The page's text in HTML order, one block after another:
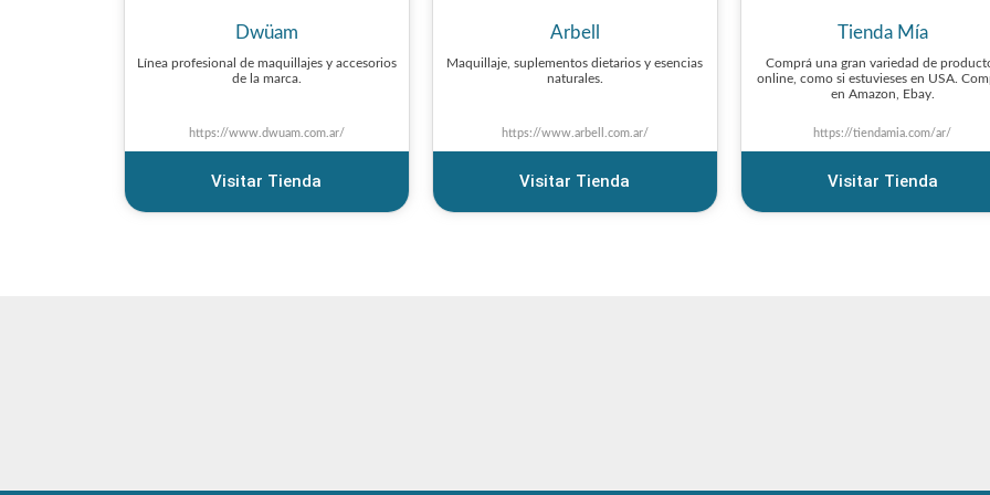
Dwüam
Línea profesional de maquillajes y accesorios
de la marca.
https://www.dwuam.com.ar/
Visitar Tienda
Arbell
Maquillaje, suplementos dietarios y esencias
naturales.
https://www.arbell.com.ar/
Visitar Tienda
Tienda Mía
Comprá una gran variedad de
online, como si estuvieses en USA.
en Amazon, Ebay.
https://tiendamia.com/ar/
Visitar Tienda